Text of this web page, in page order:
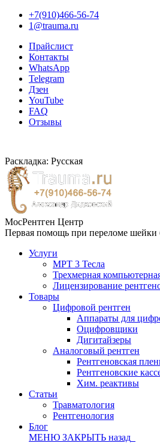
+7(910)466-56-74
1@trauma.ru
Прайслист
Контакты
WhatsApp
Telegram
Дзен
YouTube
FAQ
Отзывы
Раскладка: Русская
МосРентген Центр
Первая помощь при переломе шейки
Услуги
МРТ 3 Тесла
Трехмерная
Лицензирование
Товары
Цифровой рентген
Аппараты для
Оцифровщики
Дигитайзеры
Аналоговый рентген
Рентгеновская
Рентгеновские
Хим. реактивы
Статьи
Травматология
Рентгенология
Блог
МЕНЮ ЗАКРЫТЬ назад